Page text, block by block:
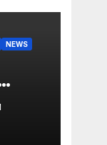
NEWS